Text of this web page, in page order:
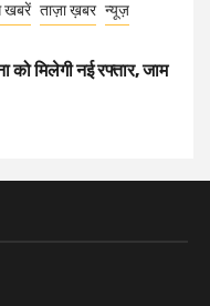
खबरें ताज़ा ख़बर न्यूज़
को मिलेगी नई रफ्तार, जाम